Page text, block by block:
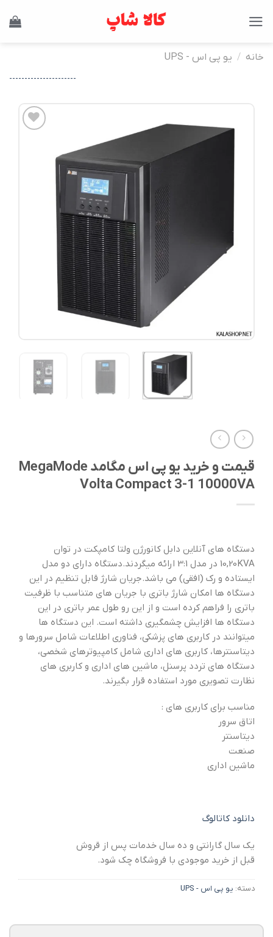
خانه / یو پی اس - UPS
----------------------
قیمت و خرید یو پی اس مگامد MegaMode
Volta Compact 3-1 10000VA
دستگاه های آنلاین دابل کانورژن ولتا کامپکت در توان
10,20KVA در مدل 3:1 ارائه میگردند.دستگاه دارای دو مدل
ایستاده و رک (افقی) می باشد.جریان شارژ قابل تنظیم در این
دستگاه ها امکان شارژ باتری با جریان های متناسب با ظرفیت
باتری را فراهم کرده است و از این رو طول عمر باتری در این
دستگاه ها افزایش چشمگیری داشته است. این دستگاه ها
میتوانند در کاربری های پزشکی، فناوری اطلاعات شامل سرورها و
دیتاسنترها، کاربری های اداری شامل کامپیوترهای شخصی،
دستگاه های تردد پرسنل، ماشین های اداری و کاربری های
نظارت تصویری مورد استفاده قرار بگیرند.
مناسب برای کاربری های :
اتاق سرور
دیتاسنتر
صنعت
ماشین اداری
دانلود کاتالوگ
یک سال گارانتی و ده سال خدمات پس از قروش
قبل از خرید موجودی با فروشگاه چک شود.
دسته: یو پی اس - UPS